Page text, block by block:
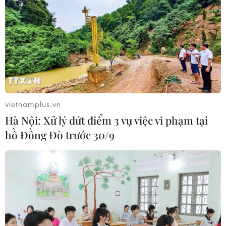
Việt Nam sắp trở thành trung tâm công
nghệ tài chính ở Đông Nam Á?
07/11/2018 12:14
Việt Nam - nền kinh tế được xem là phát triển nhanh
vietnamplus.vn
Hà Nội: Xử lý dứt điểm 3 vụ việc vi phạm tại
hồ Đồng Đò trước 30/9